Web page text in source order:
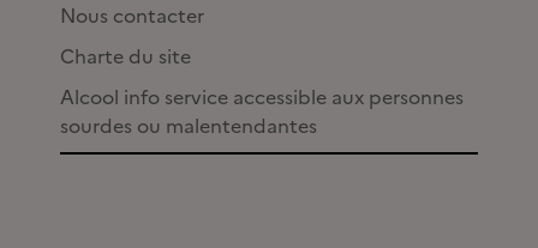
Nous contacter
Charte du site
Alcool info service accessible aux personnes
sourdes ou malentendantes